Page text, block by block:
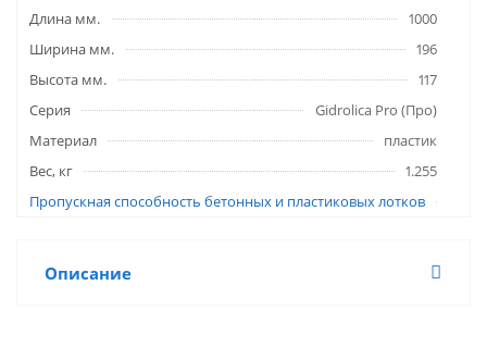
Длина мм.
1000
Ширина мм.
196
Высота мм.
117
Серия
Gidrolica Pro (Про)
Материал
пластик
Вес, кг
1.255
Пропускная способность бетонных и пластиковых лотков
Описание